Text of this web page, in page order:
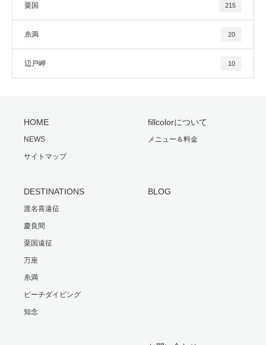
粟国 215
糸満 20
辺戸岬 10
HOME
NEWS
サイトマップ
fillcolorについて
メニュー＆料金
DESTINATIONS
渡名喜遠征
慶良間
粟国遠征
万座
糸満
ビーチダイビング
知念
BLOG